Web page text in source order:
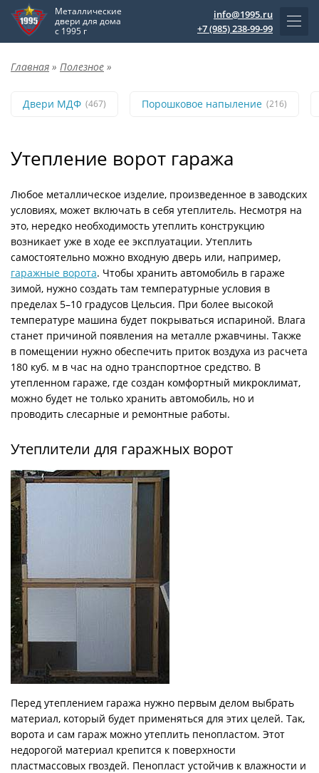
Металлические
двери для дома
с 1995 г
info@1995.ru
+7 (985) 238-99-99
Главная » Полезное »
Двери МДФ (467) Порошковое напыление (216)
Утепление ворот гаража
Любое металлическое изделие, произведенное в заводских
условиях, может включать в себя утеплитель. Несмотря на
это, нередко необходимость утеплить конструкцию
возникает уже в ходе ее эксплуатации. Утеплить
самостоятельно можно входную дверь или, например,
гаражные ворота. Чтобы хранить автомобиль в гараже
зимой, нужно создать там температурные условия в
пределах 5–10 градусов Цельсия. При более высокой
температуре машина будет покрываться испариной. Влага
станет причиной появления на металле ржавчины. Также
в помещении нужно обеспечить приток воздуха из расчета
180 куб. м в час на одно транспортное средство. В
утепленном гараже, где создан комфортный микроклимат,
можно будет не только хранить автомобиль, но и
проводить слесарные и ремонтные работы.
Утеплители для гаражных ворот
Перед утеплением гаража нужно первым делом выбрать
материал, который будет применяться для этих целей. Так,
ворота и сам гараж можно утеплить пенопластом. Этот
недорогой материал крепится к поверхности
пластмассовых гвоздей. Пенопласт устойчив к влажности и